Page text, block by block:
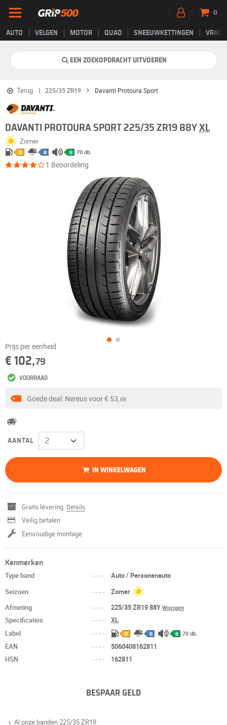
AUTO VELGEN MOTOR QUAD SNEEUWKETTINGEN
0
EEN ZOEKOPDRACHT UITVOEREN
Terug 225/35 ZR19 Davanti Protoura Sport
DAVANTI PROTOURA SPORT 225/35 ZR19 88Y XL
Zomer
D B B 70 db
1 Beoordeling
Prijs per eenheid
€ 102,79
VOORRAAD
Goede deal: Nereus voor€ 53,69
AANTAL
IN WINKELWAGEN
Gratis levering. Details
Veilig betalen
Eenvoudige montage
Kenmerken
Type band ----
Auto / Personenauto
Seizoen
----
Zomer
Afmeting
---- 225/35 ZR19 88YWijzigen
Specificaties ----
XL
Label
---- D B B 70 db
EAN ----
5060408162811
HSN
---- 162811
BESPAAR GELD
Al onze banden 225/35 ZR19